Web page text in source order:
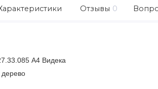
Отзывы 0
А4 Видека
дерево